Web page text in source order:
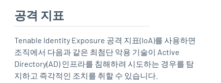
공격 지표
Tenable Identity Exposure 공격 지표(IoA)를 사용하면
조직에서 다음과 같은 최첨단 악용 기술이 Active
Directory(AD) 인프라를 침해하려 시도하는 경우를 탐
지하고 즉각적인 조치를 취할 수 있습니다.